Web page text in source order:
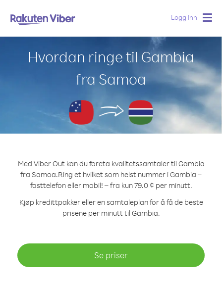
Logg Inn
Hvordan ringe til Gambia
fra Samoa
Med Viber Out kan du foreta kvalitetssamtaler til Gambia
fra Samoa.Ring et hvilket som helst nummer i Gambia –
fasttelefon eller mobil! – fra kun 79.0 ¢ per minutt.
Kjøp kredittpakker eller en samtaleplan for å få de beste
prisene per minutt til Gambia.
Se priser